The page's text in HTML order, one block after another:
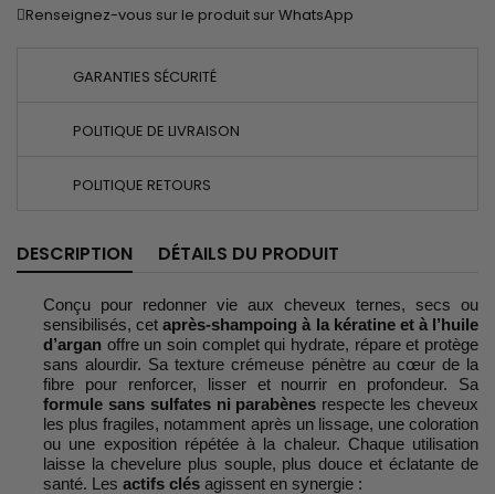
Renseignez-vous sur le produit sur WhatsApp
GARANTIES SÉCURITÉ
POLITIQUE DE LIVRAISON
POLITIQUE RETOURS
DESCRIPTION DÉTAILS DU PRODUIT
Conçu pour redonner vie aux cheveux ternes, secs ou
sensibilisés, cetaprès-shampoing à la kératine et à l’huile
d’argan offre un soin complet qui hydrate, répare et protège
sans alourdir. Sa texture crémeuse pénètre au cœur de la
fibre pour renforcer, lisser et nourrir en profondeur. Sa
formule sans sulfates ni parabènes respecte les cheveux
les plus fragiles, notamment après un lissage, une coloration
ou une exposition répétée à la chaleur. Chaque utilisation
laisse la chevelure plus souple, plus douce et éclatante de
santé. Les actifs clés agissent en synergie :